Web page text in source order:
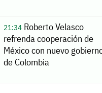
21:34Roberto Velasco
refrenda cooperación de
México con nuevo
de Colombia